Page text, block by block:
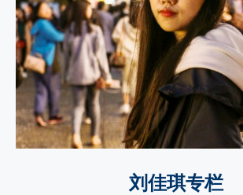
刘佳琪专栏